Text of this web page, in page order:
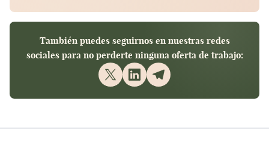
También puedes seguirnos en nuestras redes
sociales para no perderte ninguna oferta de trabajo: